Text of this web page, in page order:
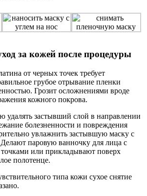
за кожей после процедуры
от черных точек требует
грубое отрывание пленки
Грозит осложнениями вроде
кожного покрова.
удалять застывший слой в направлении
болезненности и повреждения
увлажнить застывшую маску с
паровую ванночку для лица с
или прикладывают поверх
полотенце.
типа кожи сухое снятие